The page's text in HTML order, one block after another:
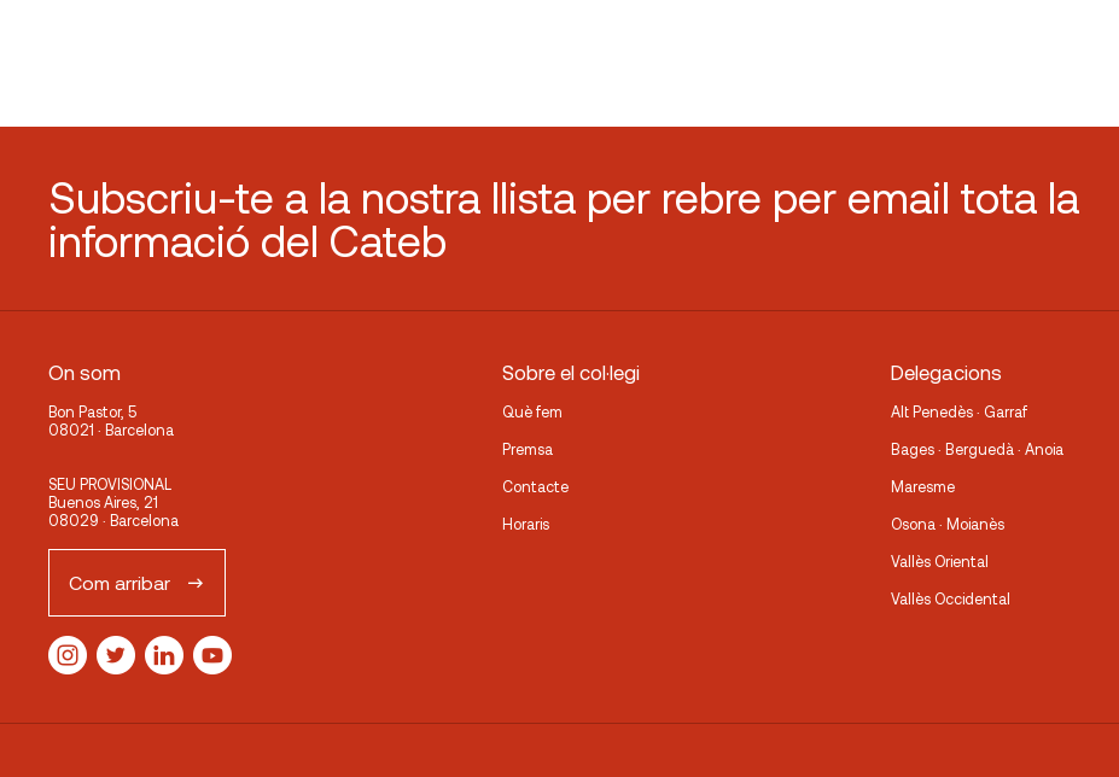
Subscriu-te a la nostra llista per rebre per email tota la
informació del Cateb
On som
Bon Pastor, 5
08021 · Barcelona
SEU PROVISIONAL
Buenos Aires, 21
08029 · Barcelona
Com arribar
Sobre el col·legi
Què fem
Premsa
Contacte
Horaris
Delegacions
Alt Penedès · Garraf
Bages · Berguedà · Anoia
Maresme
Osona · Moianès
Vallès Oriental
Vallès Occidental